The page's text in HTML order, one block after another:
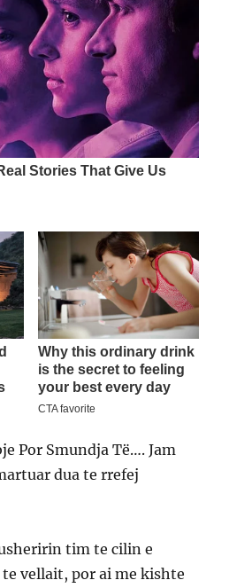
Por Smundja Të…. Jam
dua te rrefej
tim te cilin e
vellait, por ai me kishte